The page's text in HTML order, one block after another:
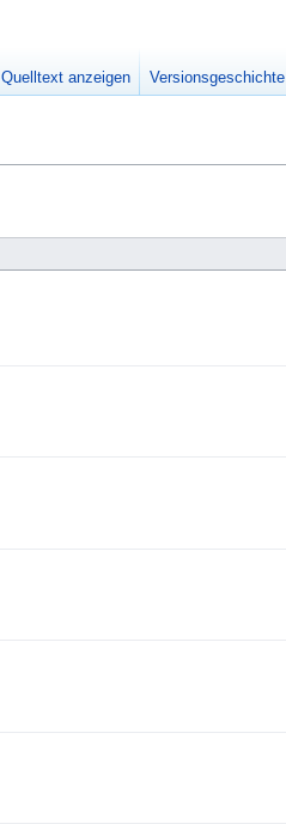
Quelltext anzeigen Versionsgeschichte